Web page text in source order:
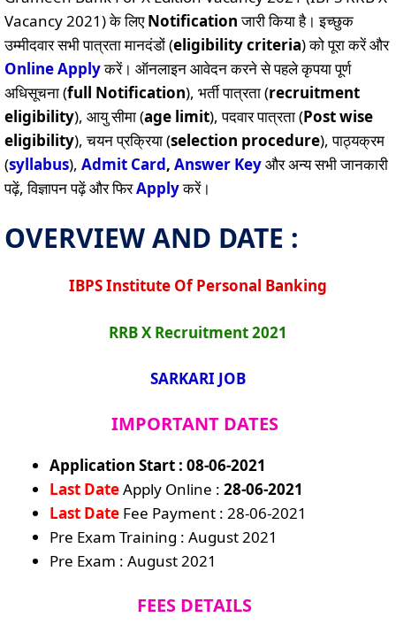
Vacancy 2021) के लिएNotificationजारी किया है। इच्छुक
उम्मीदवार सभी पात्रता मानदंडों (eligibility criteria) को पूरा करें और
OnlineApplyकरें। ऑनलाइन आवेदन करने से पहले कृपया पूर्ण
अधिसूचना (full Notification), भर्ती पात्रता (recruitment
eligibility), आयु सीमा (age limit), पदवार पात्रता (Post wise
eligibility), चयन प्रक्रिया (selection procedure), पाठ्यक्रम
(syllabus), Admit Card, Answer Keyऔर अन्य सभी जानकारी
पढ़ें, विज्ञापन पढ़ें और फिरApplyकरें।
OVERVIEW AND DATE :
IBPS Institute Of Personal Banking
RRB X Recruitment 2021
SARKARI JOB
IMPORTANT DATES
Application Start : 08-06-2021
Last DateApply Online : 28-06-2021
Last Date Fee Payment : 28-06-2021
Pre Exam Training : August 2021
Pre Exam : August 2021
FEES DETAILS